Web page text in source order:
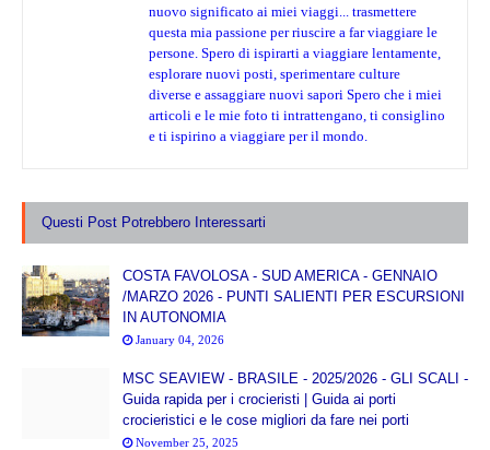
nuovo significato ai miei viaggi... trasmettere
questa mia passione per riuscire a far viaggiare le
persone. Spero di ispirarti a viaggiare lentamente,
esplorare nuovi posti, sperimentare culture
diverse e assaggiare nuovi sapori Spero che i miei
articoli e le mie foto ti intrattengano, ti consiglino
e ti ispirino a viaggiare per il mondo.
Questi Post Potrebbero Interessarti
COSTA FAVOLOSA - SUD AMERICA - GENNAIO
/MARZO 2026 - PUNTI SALIENTI PER ESCURSIONI
IN AUTONOMIA
January 04, 2026
MSC SEAVIEW - BRASILE - 2025/2026 - GLI SCALI -
Guida rapida per i crocieristi | Guida ai porti
crocieristici e le cose migliori da fare nei porti
November 25, 2025